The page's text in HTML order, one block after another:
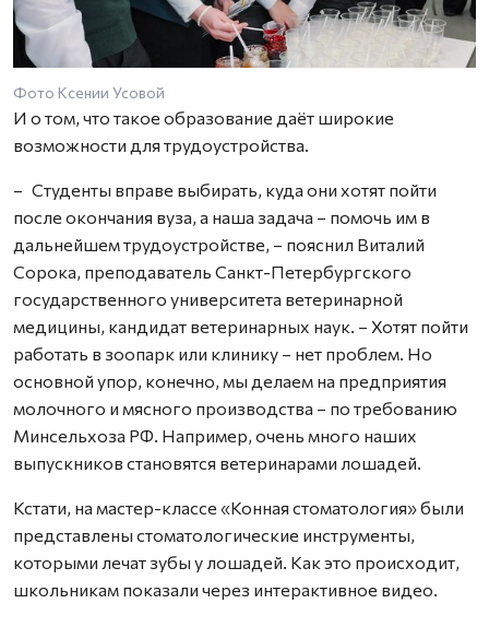
Фото Ксении Усовой
И о том, что такое образование даёт широкие
возможности для трудоустройства.
– Студенты вправе выбирать, куда они хотят пойти
после окончания вуза, а наша задача – помочь им в
дальнейшем трудоустройстве, – пояснил Виталий
Сорока, преподаватель Санкт-Петербургского
государственного университета ветеринарной
медицины, кандидат ветеринарных наук. – Хотят пойти
работать в зоопарк или клинику – нет проблем. Но
основной упор, конечно, мы делаем на предприятия
молочного и мясного производства – по требованию
Минсельхоза РФ. Например, очень много наших
выпускников становятся ветеринарами лошадей.
Кстати, на мастер-классе «Конная стоматология» были
представлены стоматологические инструменты,
которыми лечат зубы у лошадей. Как это происходит,
школьникам показали через интерактивное видео.